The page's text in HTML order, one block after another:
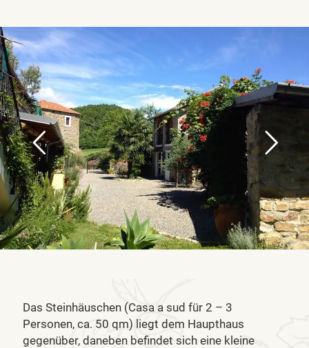
Das Steinhäuschen (Casa a sud für 2 – 3
Personen, ca. 50 qm) liegt dem Haupthaus
gegenüber, daneben befindet sich eine kleine